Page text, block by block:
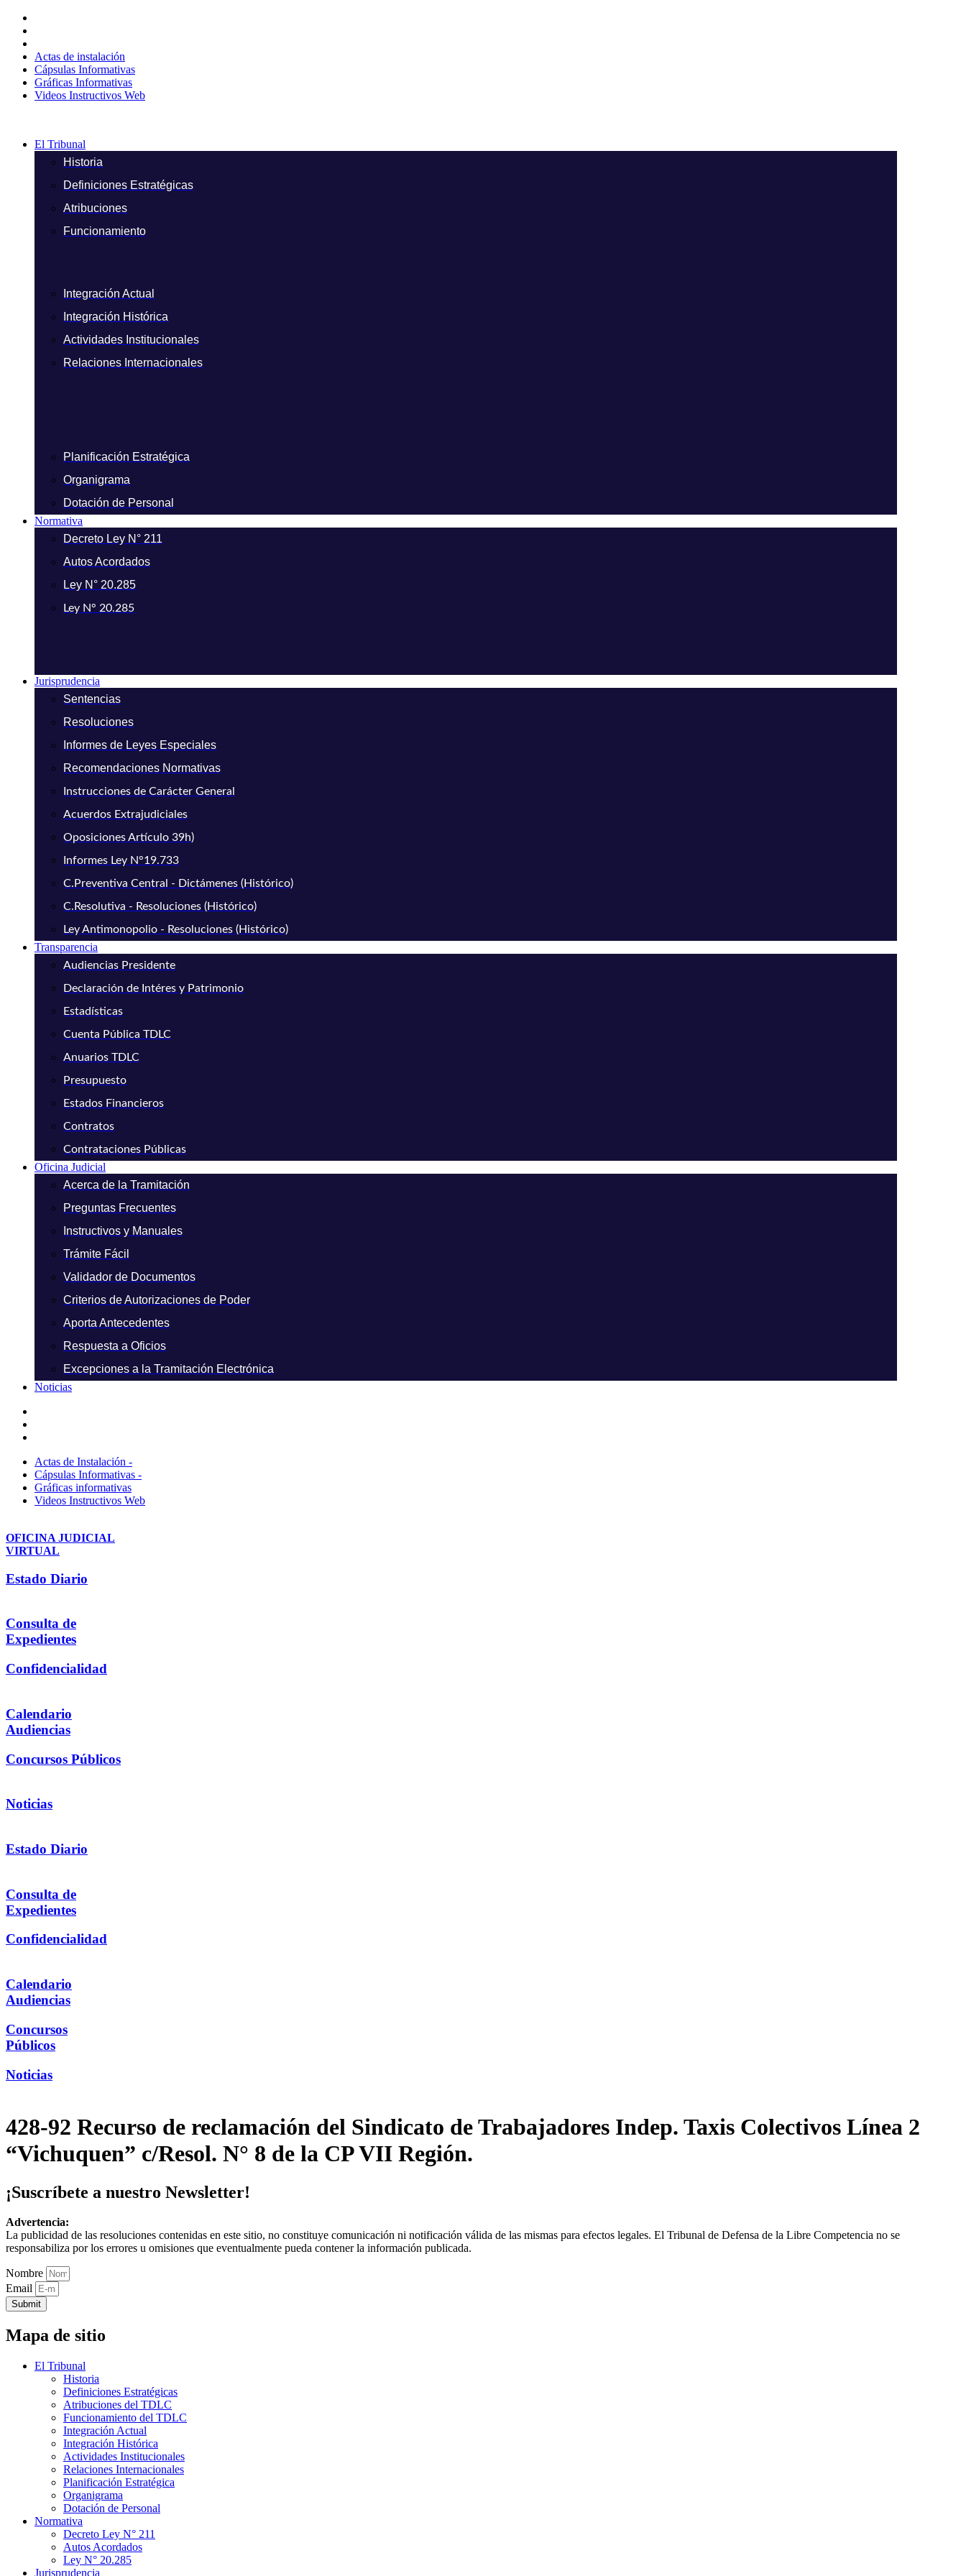
contenido
Actas de instalación
Cápsulas Informativas
Gráficas Informativas
Videos Instructivos Web
El Tribunal
Historia
Definiciones Estratégicas
Atribuciones
Funcionamiento
Integración Actual
Integración Histórica
Actividades Institucionales
Relaciones Internacionales
Planificación Estratégica
Organigrama
Dotación de Personal
Normativa
Decreto Ley N° 211
Autos Acordados
Ley N° 20.285
Ley N° 20.285
Jurisprudencia
Sentencias
Resoluciones
Informes de Leyes Especiales
Recomendaciones Normativas
Instrucciones de Carácter General
Acuerdos Extrajudiciales
Oposiciones Artículo 39h)
Informes Ley N°19.733
C.Preventiva Central - Dictámenes (Histórico)
C.Resolutiva - Resoluciones (Histórico)
Ley Antimonopolio - Resoluciones (Histórico)
Transparencia
Audiencias Presidente
Declaración de Intéres y Patrimonio
Estadísticas
Cuenta Pública TDLC
Anuarios TDLC
Presupuesto
Estados Financieros
Contratos
Contrataciones Públicas
Oficina Judicial
Acerca de la Tramitación
Preguntas Frecuentes
Instructivos y Manuales
Trámite Fácil
Validador de Documentos
Criterios de Autorizaciones de Poder
Aporta Antecedentes
Respuesta a Oficios
Excepciones a la Tramitación Electrónica
Noticias
Actas de Instalación -
Cápsulas Informativas -
Gráficas informativas
Videos Instructivos Web
OFICINA JUDICIAL
VIRTUAL
Estado Diario
Consulta de
Expedientes
Confidencialidad
Calendario
Audiencias
Concursos Públicos
Noticias
Estado Diario
Consulta de
Expedientes
Confidencialidad
Calendario
Audiencias
Concursos
Públicos
Noticias
428-92 Recurso de reclamación del Sindicato de Trabajadores Indep. Taxis Colectivos Línea 2
“Vichuquen” c/Resol. N° 8 de la CP VII Región.
¡Suscríbete a nuestro Newsletter!
Advertencia:
La publicidad de las resoluciones contenidas en este sitio, no constituye comunicación ni notificación válida de las mismas para efectos legales. El Tribunal de Defensa de la Libre Competencia no se
responsabiliza por los errores u omisiones que eventualmente pueda contener la información publicada.
Nombre
Email
Submit
Mapa de sitio
El Tribunal
Historia
Definiciones Estratégicas
Atribuciones del TDLC
Funcionamiento del TDLC
Integración Actual
Integración Histórica
Actividades Institucionales
Relaciones Internacionales
Planificación Estratégica
Organigrama
Dotación de Personal
Normativa
Decreto Ley N° 211
Autos Acordados
Ley N° 20.285
Jurisprudencia